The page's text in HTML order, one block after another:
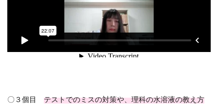
〇３個目 テストでのミスの対策や、理科の水溶液の教え方